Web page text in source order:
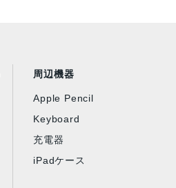
周辺機器
Apple Pencil
Keyboard
充電器
iPadケース